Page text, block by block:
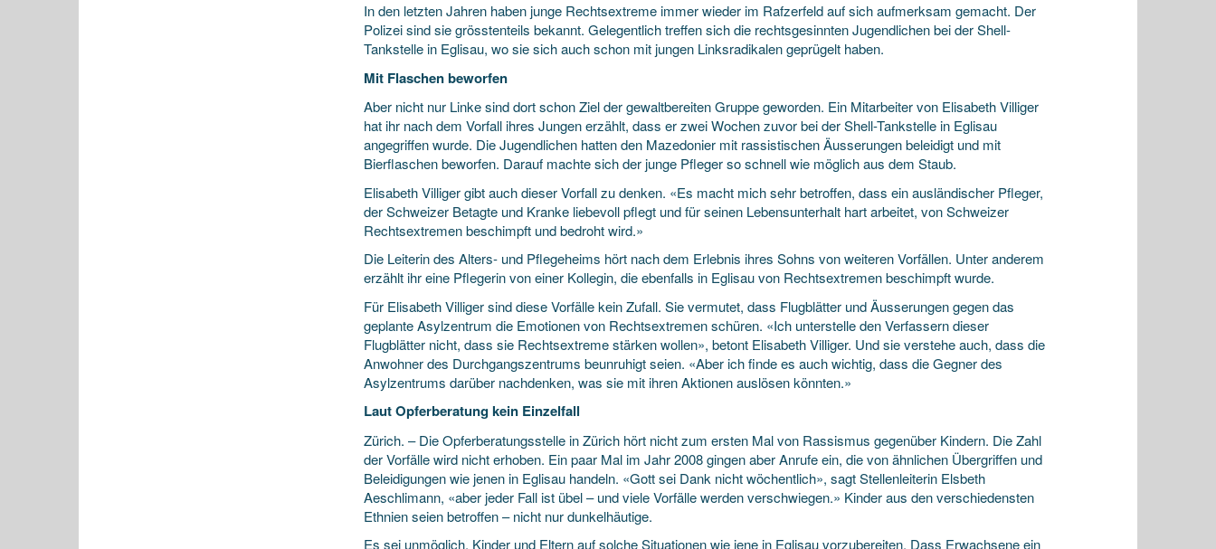
In den letzten Jahren haben junge Rechtsextreme immer wieder im Rafzerfeld auf sich aufmerksam gemacht. Der
Polizei sind sie grösstenteils bekannt. Gelegentlich treffen sich die rechtsgesinnten Jugendlichen bei der Shell-
Tankstelle in Eglisau, wo sie sich auch schon mit jungen Linksradikalen geprügelt haben.
Mit Flaschen beworfen
Aber nicht nur Linke sind dort schon Ziel der gewaltbereiten Gruppe geworden. Ein Mitarbeiter von Elisabeth Villiger
hat ihr nach dem Vorfall ihres Jungen erzählt, dass er zwei Wochen zuvor bei der Shell-Tankstelle in Eglisau
angegriffen wurde. Die Jugendlichen hatten den Mazedonier mit rassistischen Äusserungen beleidigt und mit
Bierflaschen beworfen. Darauf machte sich der junge Pfleger so schnell wie möglich aus dem Staub.
Elisabeth Villiger gibt auch dieser Vorfall zu denken. «Es macht mich sehr betroffen, dass ein ausländischer Pfleger,
der Schweizer Betagte und Kranke liebevoll pflegt und für seinen Lebensunterhalt hart arbeitet, von Schweizer
Rechtsextremen beschimpft und bedroht wird.»
Die Leiterin des Alters- und Pflegeheims hört nach dem Erlebnis ihres Sohns von weiteren Vorfällen. Unter anderem
erzählt ihr eine Pflegerin von einer Kollegin, die ebenfalls in Eglisau von Rechtsextremen beschimpft wurde.
Für Elisabeth Villiger sind diese Vorfälle kein Zufall. Sie vermutet, dass Flugblätter und Äusserungen gegen das
geplante Asylzentrum die Emotionen von Rechtsextremen schüren. «Ich unterstelle den Verfassern dieser
Flugblätter nicht, dass sie Rechtsextreme stärken wollen», betont Elisabeth Villiger. Und sie verstehe auch, dass die
Anwohner des Durchgangszentrums beunruhigt seien. «Aber ich finde es auch wichtig, dass die Gegner des
Asylzentrums darüber nachdenken, was sie mit ihren Aktionen auslösen könnten.»
Laut Opferberatung kein Einzelfall
Zürich. – Die Opferberatungsstelle in Zürich hört nicht zum ersten Mal von Rassismus gegenüber Kindern. Die Zahl
der Vorfälle wird nicht erhoben. Ein paar Mal im Jahr 2008 gingen aber Anrufe ein, die von ähnlichen Übergriffen und
Beleidigungen wie jenen in Eglisau handeln. «Gott sei Dank nicht wöchentlich», sagt Stellenleiterin Elsbeth
Aeschlimann, «aber jeder Fall ist übel – und viele Vorfälle werden verschwiegen.» Kinder aus den verschiedensten
Ethnien seien betroffen – nicht nur dunkelhäutige.
Es sei unmöglich, Kinder und Eltern auf solche Situationen wie jene in Eglisau vorzubereiten. Dass Erwachsene ein